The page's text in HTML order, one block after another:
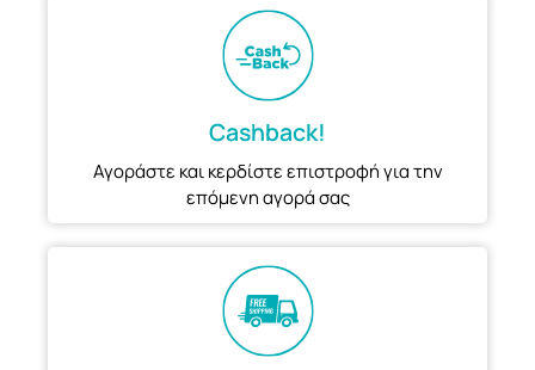
Cashback!
Αγοράστε και κερδίστε επιστροφή για την
επόμενη αγορά σας